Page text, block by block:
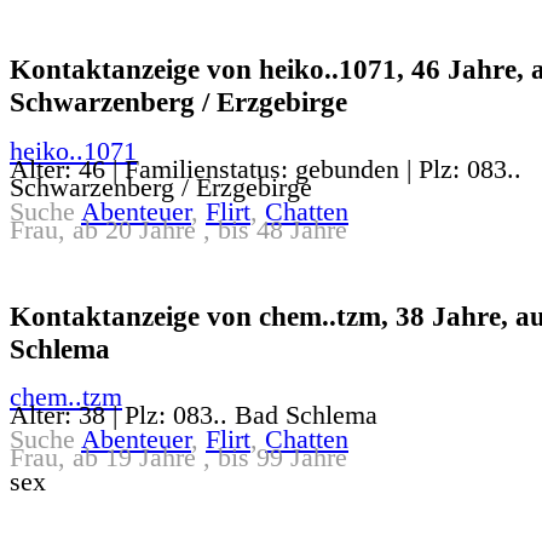
Kontaktanzeige von heiko..1071, 46 Jahre,
Schwarzenberg / Erzgebirge
heiko..1071
Alter: 46 | Familienstatus: gebunden | Plz: 083..
Schwarzenberg / Erzgebirge
Suche Abenteuer, Flirt, Chatten
Frau, ab 20 Jahre , bis 48 Jahre
Kontaktanzeige von chem..tzm, 38 Jahre,
Schlema
chem..tzm
Alter: 38 | Plz: 083.. Bad Schlema
Suche Abenteuer, Flirt, Chatten
Frau, ab 19 Jahre , bis 99 Jahre
sex